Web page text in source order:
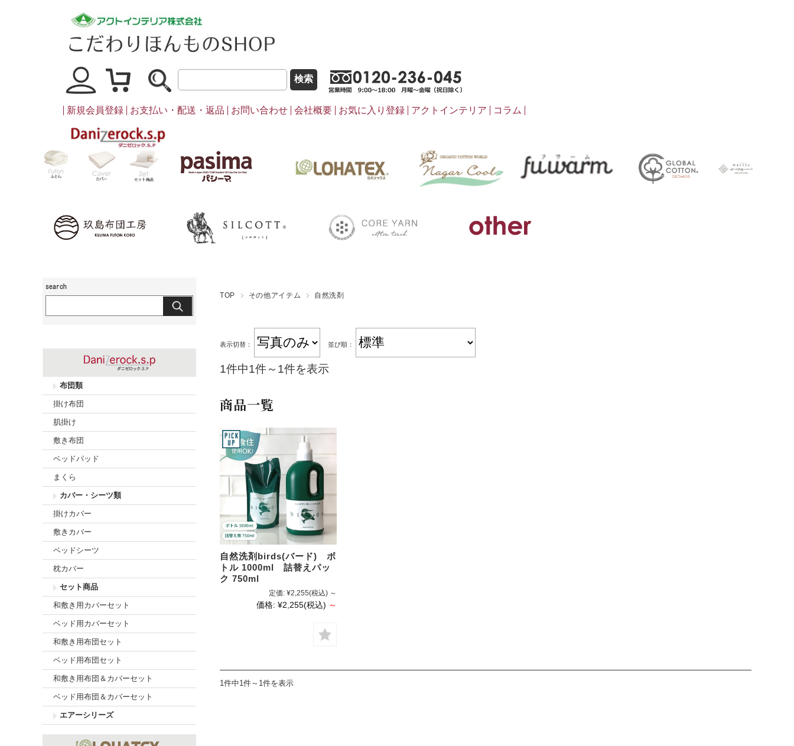
マイページ買い物かご
新規会員登録 お支払い・配送・返品 お問い合わせ 会社概要 お気に入り登録 アクトインテリア コラム
セット商品
LOHATEX
ナガークール FUWARM
TOP その他アイテム 自然洗剤
表示切替： 並び順：
1件中1件～1件を表示
商品一覧
自然洗剤birds(バード) ボ
トル 1000ml 詰替えパッ
ク 750ml
定価: ¥2,255(税込) ～
価格: ¥2,255(税込) ～
1件中1件～1件を表示
布団類
掛け布団
肌掛け
敷き布団
ベッドパッド
まくら
カバー・シーツ類
掛けカバー
敷きカバー
ベッドシーツ
枕カバー
セット商品
和敷き用カバーセット
ベッド用カバーセット
和敷き用布団セット
ベッド用布団セット
和敷き用布団＆カバーセット
ベッド用布団＆カバーセット
エアーシリーズ